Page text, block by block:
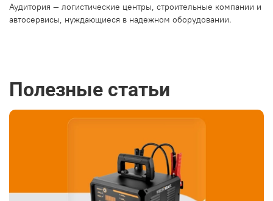
Аудитория — логистические центры, строительные компании и
автосервисы, нуждающиеся в надежном оборудовании.
Полезные статьи